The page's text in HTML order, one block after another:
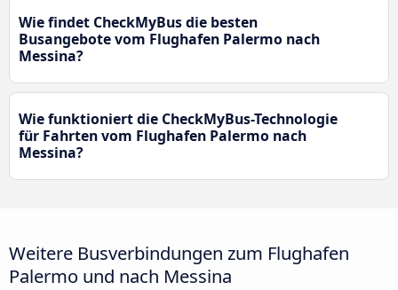
Wie findet CheckMyBus die besten
Busangebote vom Flughafen Palermo nach
Messina?
Wie funktioniert die CheckMyBus-Technologie
für Fahrten vom Flughafen Palermo nach
Messina?
Weitere Busverbindungen zum Flughafen
Palermo und nach Messina